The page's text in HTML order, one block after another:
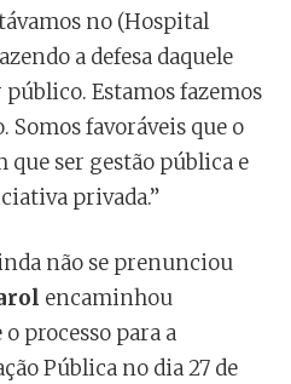
no (Hospital
a defesa daquele
Estamos fazemos
Somos favoráveis que o
que ser gestão pública e
privada.”
não se prenunciou
encaminhou
processo para a
Pública no dia 27 de